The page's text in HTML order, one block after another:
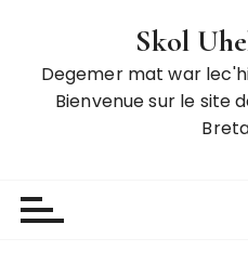
Skol
Degemer mat war
Bienvenue sur le site